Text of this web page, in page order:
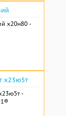
х20н80 -
х23ю5т
-